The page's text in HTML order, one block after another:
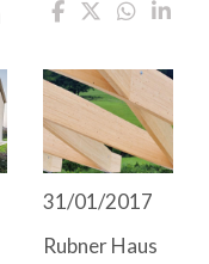
31/01/2017
Rubner Haus